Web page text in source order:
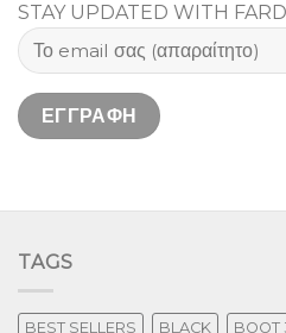
STAY UPDATED WITH
TAGS
BEST SELLERS BLACK BOOT